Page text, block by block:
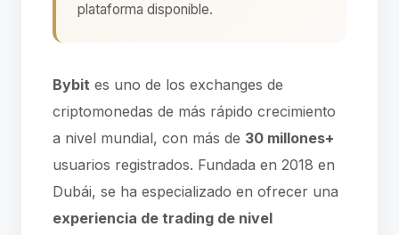
plataforma disponible.
Bybit es uno de los exchanges de
criptomonedas de más rápido crecimiento
a nivel mundial, con más de 30 millones+
usuarios registrados. Fundada en 2018 en
Dubái, se ha especializado en ofrecer una
experiencia de trading de nivel